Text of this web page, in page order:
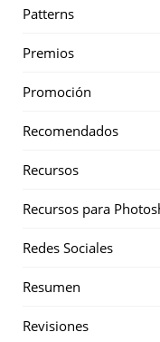
Patterns
Premios
Promoción
Recomendados
Recursos
Recursos para
Redes Sociales
Resumen
Revisiones